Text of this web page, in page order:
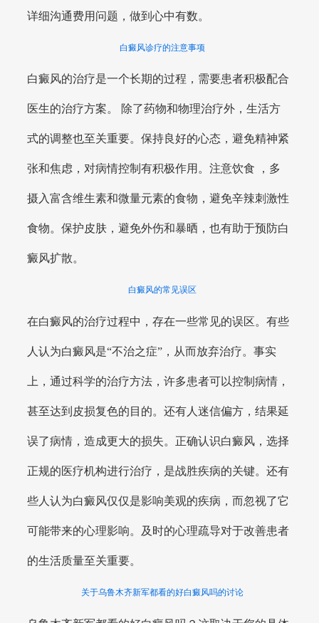
详细沟通费用问题，做到心中有数。
白癜风诊疗的注意事项
白癜风的治疗是一个长期的过程，需要患者积极配合
医生的治疗方案。 除了药物和物理治疗外，生活方
式的调整也至关重要。保持良好的心态，避免精神紧
张和焦虑，对病情控制有积极作用。注意饮食 ，多
摄入富含维生素和微量元素的食物，避免辛辣刺激性
食物。保护皮肤，避免外伤和暴晒，也有助于预防白
癜风扩散。
白癜风的常见误区
在白癜风的治疗过程中，存在一些常见的误区。有些
人认为白癜风是“不治之症”，从而放弃治疗。事实
上，通过科学的治疗方法，许多患者可以控制病情，
甚至达到皮损复色的目的。还有人迷信偏方，结果延
误了病情，造成更大的损失。正确认识白癜风，选择
正规的医疗机构进行治疗，是战胜疾病的关键。还有
些人认为白癜风仅仅是影响美观的疾病，而忽视了它
可能带来的心理影响。及时的心理疏导对于改善患者
的生活质量至关重要。
关于乌鲁木齐新军都看的好白癜风吗的讨论